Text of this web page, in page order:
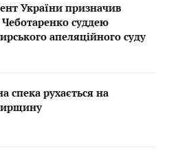
України призначив
суддею
апеляційного суду
спека рухається на